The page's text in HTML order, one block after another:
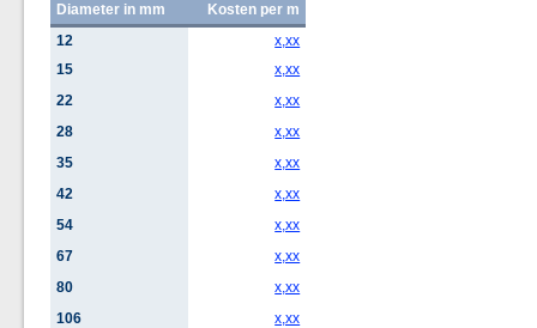
Diameter in mm
Kosten per m
12
x,xx
15
x,xx
22
x,xx
28
x,xx
35
x,xx
42
x,xx
54
x,xx
67
x,xx
80
x,xx
106
x,xx